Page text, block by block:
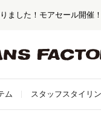
セール対象外アイテム
無料！
ット。さらに詳しく
ム スタッフスタイリ